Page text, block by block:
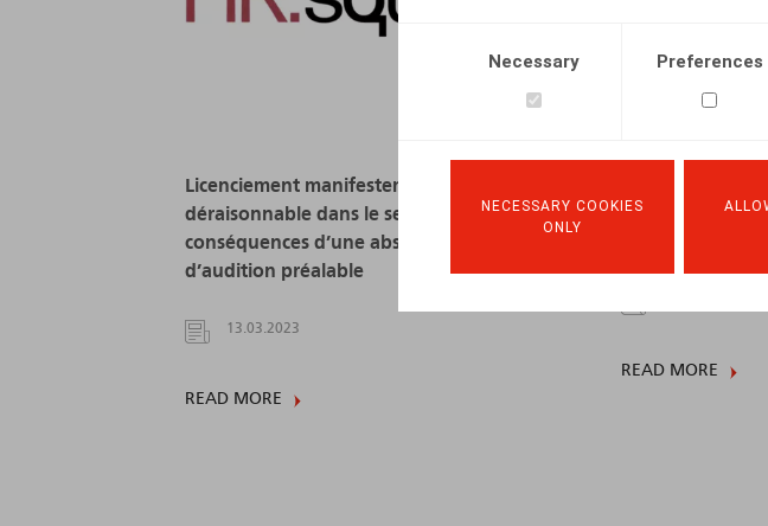
Necessary Preferences
NECESSARY COOKIES
ONLY
Licenciement manifestement
déraisonnable dans le secteur public et
conséquences d’une absence
d’audition préalable
13.03.2023
READ MORE
rupture du
READ MORE